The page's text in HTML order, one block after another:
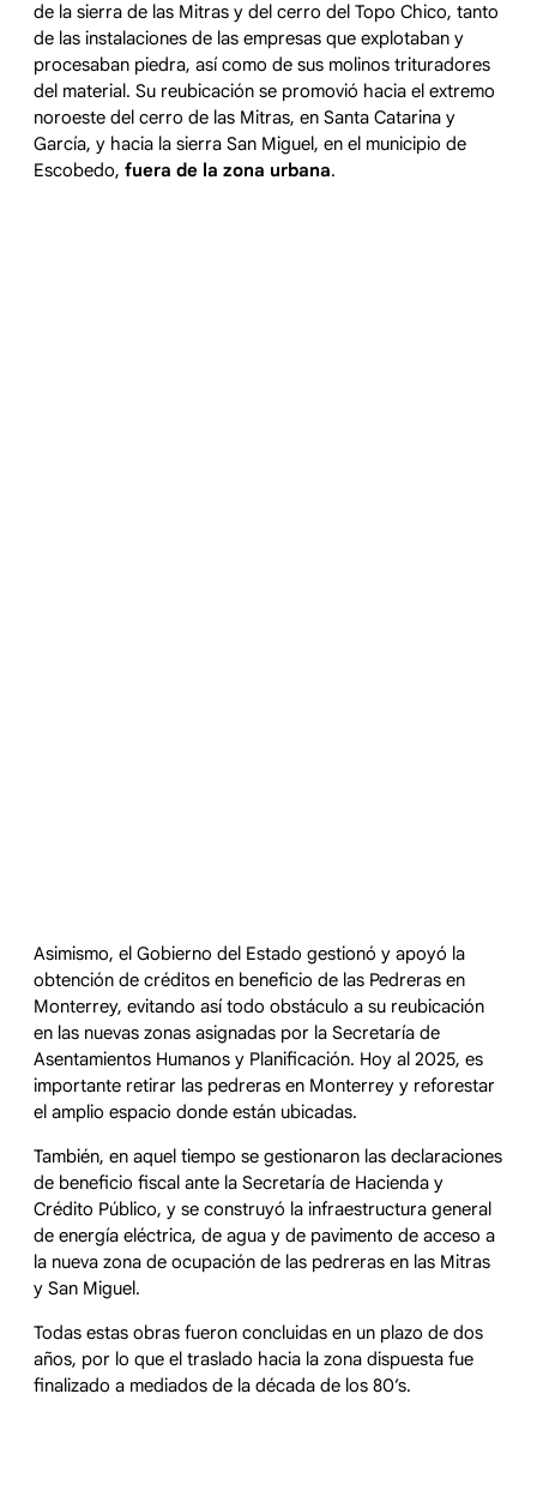
de la sierra de las Mitras y del cerro del Topo Chico, tanto
de las instalaciones de las empresas que explotaban y
procesaban piedra, así como de sus molinos trituradores
del material. Su reubicación se promovió hacia el extremo
noroeste del cerro de las Mitras, en Santa Catarina y
García, y hacia la sierra San Miguel, en el municipio de
Escobedo, fuera de la zona urbana.
Asimismo, el Gobierno del Estado gestionó y apoyó la
obtención de créditos en beneficio de las Pedreras en
Monterrey, evitando así todo obstáculo a su reubicación
en las nuevas zonas asignadas por la Secretaría de
Asentamientos Humanos y Planificación. Hoy al 2025, es
importante retirar las pedreras en Monterrey y reforestar
el amplio espacio donde están ubicadas.
También, en aquel tiempo se gestionaron las declaraciones
de beneficio fiscal ante la Secretaría de Hacienda y
Crédito Público, y se construyó la infraestructura general
de energía eléctrica, de agua y de pavimento de acceso a
la nueva zona de ocupación de las pedreras en las Mitras
y San Miguel.
Todas estas obras fueron concluidas en un plazo de dos
años, por lo que el traslado hacia la zona dispuesta fue
finalizado a mediados de la década de los 80’s.